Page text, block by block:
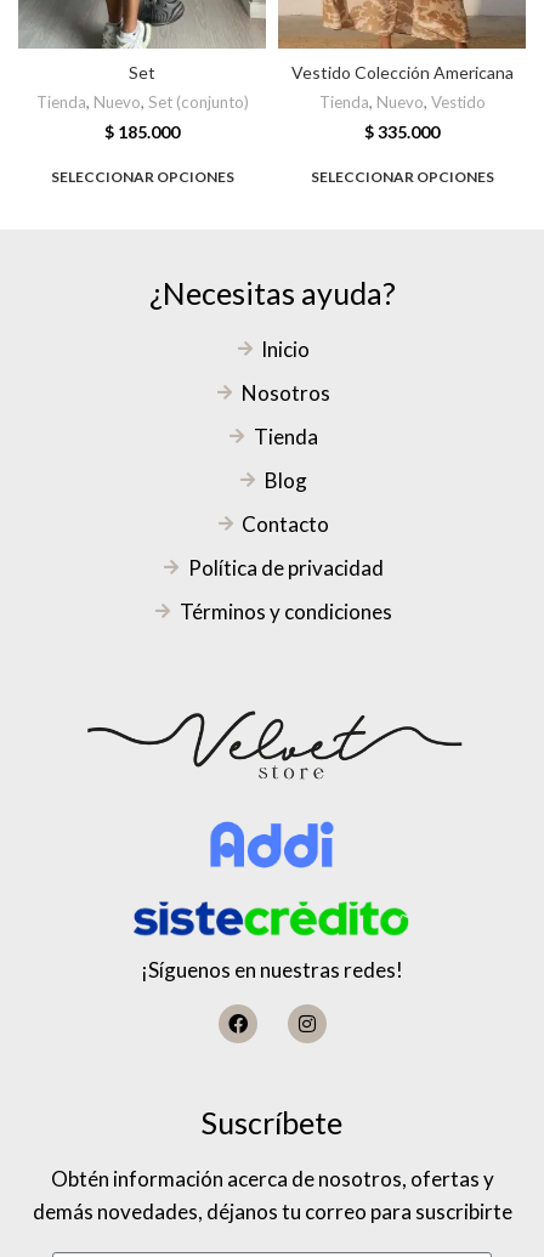
Set
Tienda, Nuevo, Set (conjunto)
$ 185.000
SELECCIONAR OPCIONES
Vestido Colección Americana
Tienda, Nuevo, Vestido
$335.000
SELECCIONAR OPCIONES
¿Necesitas ayuda?
Inicio
Nosotros
Tienda
Blog
Contacto
Política de privacidad
Términos y condiciones
¡Síguenos en nuestras redes!
Suscríbete
Obtén información acerca de nosotros, ofertas y
demás novedades, déjanos tu correo para suscribirte